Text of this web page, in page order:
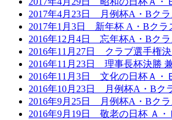
2017年4月23日 月例杯A・Bクラ
2017年1月3日 新年杯 A・Bクラ
2016年12月4日 忘年杯A・Bクラ
2016年11月27日 クラブ選手権
2016年11月23日 理事長杯決勝
2016年11月3日 文化の日杯Ａ・
2016年10月23日 月例杯A・Bク
2016年9月25日 月例杯A・Bクラ
2016年9月19日 敬老の日杯 Ａ・